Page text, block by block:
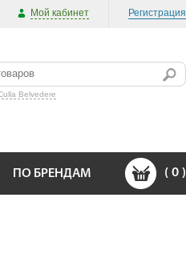
Мой кабинет Регистрация
Belvedere
ПО БРЕНДАМ ( 0 )